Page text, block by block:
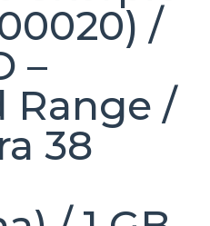
/
–
Range /
38